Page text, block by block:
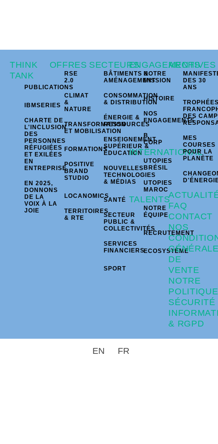
THINK
TANK
PUBLICATIONS
IBMSERIES
CHARTE DE
L'INCLUSION
DES
PERSONNES
RÉFUGIÉES
ET EXILÉES
EN
ENTREPRISE
EN 2025,
DONNONS
DE LA
VOIX À LA
JOIE
OFFRES
RSE
2.0
CLIMAT
&
NATURE
TRANSFORMATION
ET MOBILISATION
FORMATIONS
POSITIVE
BRAND
STUDIO
LOCANOMICS
TERRITOIRES
& RTE
SECTEURS
BÂTIMENTS &
AMÉNAGEMENT
CONSOMMATION
& DISTRIBUTION
ÉNERGIE &
RESSOURCES
ENSEIGNEMENT
SUPÉRIEUR &
ÉDUCATION
NOUVELLES
TECHNOLOGIES
& MÉDIAS
SANTÉ
SECTEUR
PUBLIC &
COLLECTIVITÉS
SERVICES
FINANCIERS
SPORT
ENGAGEMENTS
NOTRE
MISSION
HISTOIRE
NOS
ENGAGEMENTS
B
CORP
INTERNATIONAL
UTOPIES
BRÉSIL
UTOPIES
MAROC
TALENTS
NOTRE
ÉQUIPE
RECRUTEMENT
ECOSYSTÈME
ARCHIVES
DES 30
ANS
DES
MES
COURSES
POUR LA
PLANÈTE
FAQ
CONTACT
NOS
DE
VENTE
NOTRE
POLITIQUE
SÉCURITÉ
& RGPD
EN FR